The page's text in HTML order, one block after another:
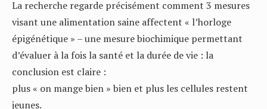
La recherche regarde précisément comment 3 mesures
visant une alimentation saine affectent « l’horloge
épigénétique » – une mesure biochimique permettant
d’évaluer à la fois la santé et la durée de vie : la
conclusion est claire :
plus « on mange bien » bien et plus les cellules restent
jeunes.